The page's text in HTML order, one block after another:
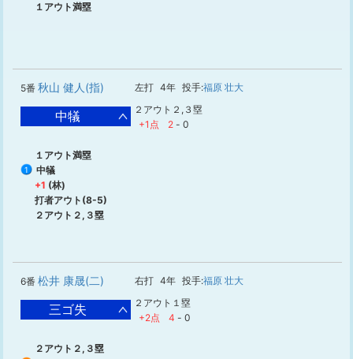
１アウト満塁
5番 秋山 健人(指) 左打 4年 投手:福原 壮大
中犠
２アウト２,３塁
+1点
2 - 0
１アウト満塁
1
中犠
+1 (林)
打者アウト(8-5)
２アウト２,３塁
6番 松井 康晟(二) 右打 4年 投手:福原 壮大
三ゴ失
２アウト１塁
+2点
4 - 0
２アウト２,３塁